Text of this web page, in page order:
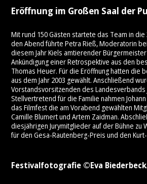
Eröffnung im Großen Saal der
Mit rund 150 Gästen startete das Team in
den Abend führte Petra Rieß, Moderatorin
diesem Jahr Kiels amtierender
Ankündigung einer Retrospektive aus den
Thomas Heuer. Für die Eröffnung hatten die
aus dem Jahr 2003 gewählt. Anschließend
Vorstandsvorsitzenden des
Stellvertretend für die Familie nahmen
das Filmfest die am Vorabend gewählten
Camille Blumert und Artem Zaidman.
diesjährigen Jurymitglieder auf der Bühne zu
für den Gesa-Rautenberg-Preis und den
Festivalfotografie ©Eva